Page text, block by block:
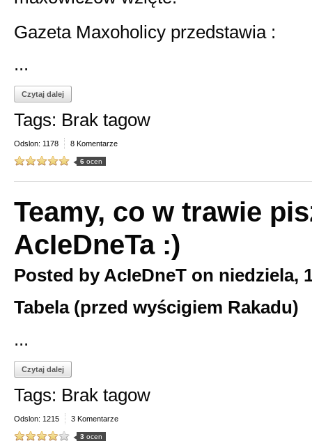
Gazeta Maxoholicy przedstawia :
...
Czytaj dalej
Tags: Brak tagow
Odslon: 1178 8 Komentarze
6 ocen
Teamy, co w trawie
AcIeDneTa :)
Posted by AcIeDneT on niedziela,
Tabela (przed wyścigiem Rakadu)
...
Czytaj dalej
Tags: Brak tagow
Odslon: 1215 3 Komentarze
3 ocen